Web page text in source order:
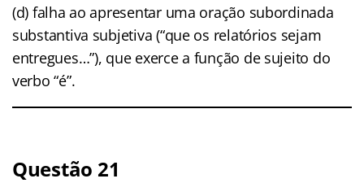
(d) falha ao apresentar uma oração subordinada
substantiva subjetiva (“que os relatórios sejam
entregues…”), que exerce a função de sujeito do
verbo “é”.
Questão 21